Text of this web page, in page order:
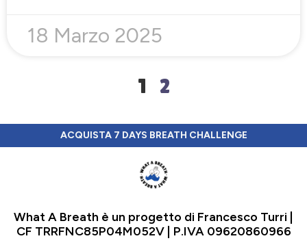
18 Marzo 2025
1 2
ACQUISTA 7 DAYS BREATH CHALLENGE
What A Breath è un progetto di Francesco Turri |
CF TRRFNC85P04M052V | P.IVA 09620860966